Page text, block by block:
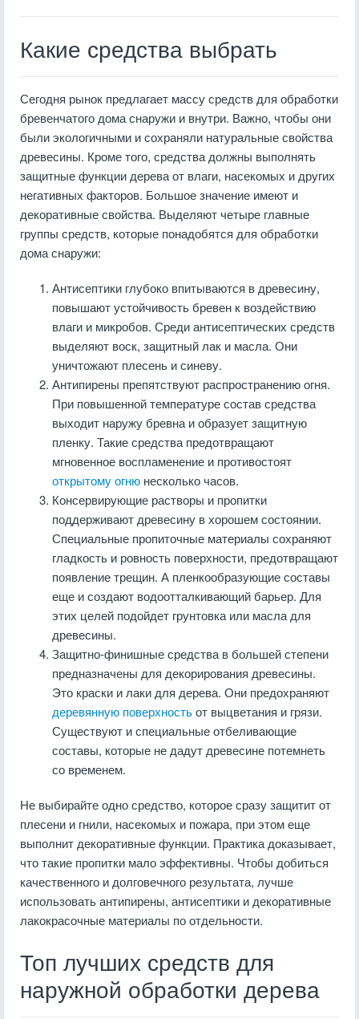
Какие средства выбрать
Сегодня рынок предлагает массу средств для обработки
бревенчатого дома снаружи и внутри. Важно, чтобы они
были экологичными и сохраняли натуральные свойства
древесины. Кроме того, средства должны выполнять
защитные функции дерева от влаги, насекомых и других
негативных факторов. Большое значение имеют и
декоративные свойства. Выделяют четыре главные
группы средств, которые понадобятся для обработки
дома снаружи:
Антисептики глубоко впитываются в древесину,
повышают устойчивость бревен к воздействию
влаги и микробов. Среди антисептических средств
выделяют воск, защитный лак и масла. Они
уничтожают плесень и синеву.
Антипирены препятствуют распространению огня.
При повышенной температуре состав средства
выходит наружу бревна и образует защитную
пленку. Такие средства предотвращают
мгновенное воспламенение и противостоят
открытому огню несколько часов.
Консервирующие растворы и пропитки
поддерживают древесину в хорошем состоянии.
Специальные пропиточные материалы сохраняют
гладкость и ровность поверхности, предотвращают
появление трещин. А пленкообразующие составы
еще и создают водоотталкивающий барьер. Для
этих целей подойдет грунтовка или масла для
древесины.
Защитно-финишные средства в большей степени
предназначены для декорирования древесины.
Это краски и лаки для дерева. Они предохраняют
деревянную поверхностьот выцветания и грязи.
Существуют и специальные отбеливающие
составы, которые не дадут древесине потемнеть
со временем.
Не выбирайте одно средство, которое сразу защитит от
плесени и гнили, насекомых и пожара, при этом еще
выполнит декоративные функции. Практика доказывает,
что такие пропитки мало эффективны. Чтобы добиться
качественного и долговечного результата, лучше
использовать антипирены, антисептики и декоративные
лакокрасочные материалы по отдельности.
Топ лучших средств для
наружной обработки дерева